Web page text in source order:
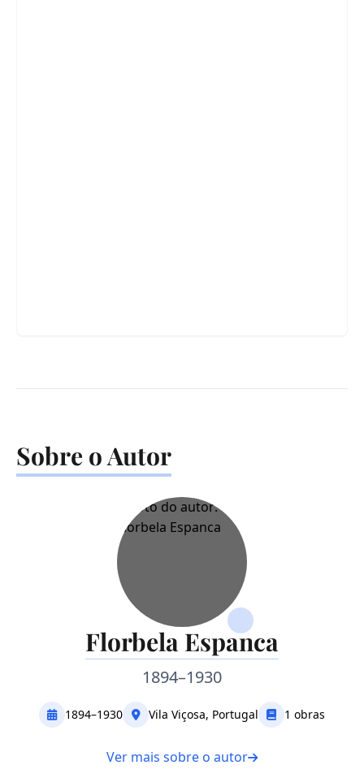
Sobre o Autor
Florbela Espanca
1894–1930
1894–1930 Vila Viçosa, Portugal 1 obras
Ver mais sobre o autor